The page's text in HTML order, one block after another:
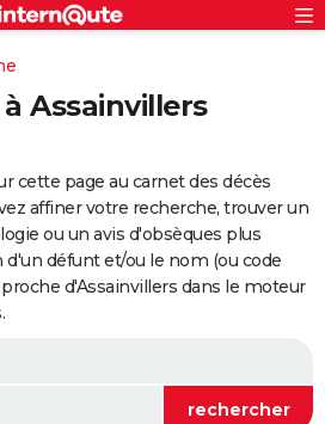
Assainvillers
cette page au carnet des décès
affiner votre recherche, trouver un
ou un avis d'obsèques plus
défunt et/ou le nom (ou code
d'Assainvillers dans le moteur